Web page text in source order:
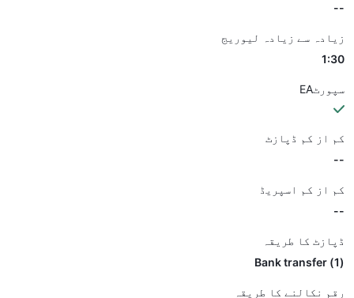
--
زیادہ سے زیادہ لیوریج
1:30
سپورٹEA
کم از کم ڈپازٹ
--
کم از کم اسپریڈ
--
ڈپازٹ کا طریقہ
(1) Bank transfer
رقم نکالنے کا طریقہ